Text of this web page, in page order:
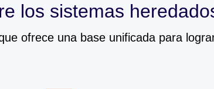
los sistemas
ofrece una base unificada para